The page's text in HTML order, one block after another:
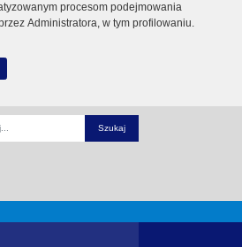
procesom podejmowania
Administratora, w tym profilowaniu.